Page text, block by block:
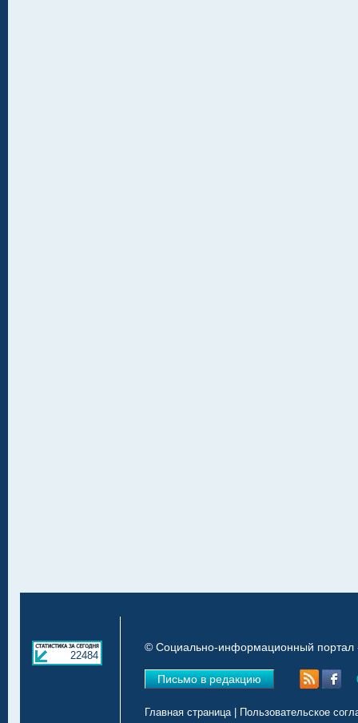
22484
© Социально-информационный портал
Письмо в редакцию
Главная страница| Пользовательское